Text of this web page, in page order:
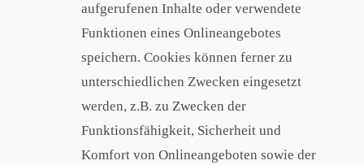
aufgerufenen Inhalte oder verwendete
Funktionen eines Onlineangebotes
speichern. Cookies können ferner zu
unterschiedlichen Zwecken eingesetzt
werden, z.B. zu Zwecken der
Funktionsfähigkeit, Sicherheit und
Komfort von Onlineangeboten sowie der